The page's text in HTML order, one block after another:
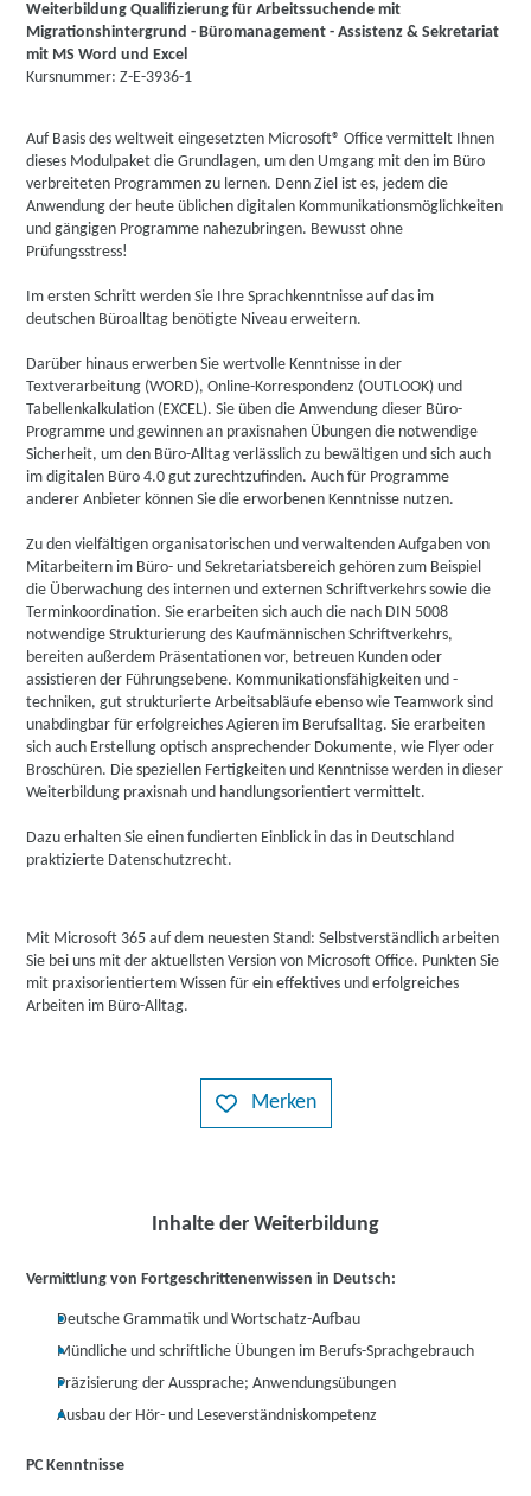
Weiterbildung Qualifizierung für Arbeitssuchende mit
Migrationshintergrund - Büromanagement - Assistenz & Sekretariat
mit MS Word und Excel
Kursnummer: Z-E-3936-1
Auf Basis des weltweit eingesetzten Microsoft® Office vermittelt Ihnen
dieses Modulpaket die Grundlagen, um den Umgang mit den im Büro
verbreiteten Programmen zu lernen. Denn Ziel ist es, jedem die
Anwendung der heute üblichen digitalen Kommunikationsmöglichkeiten
und gängigen Programme nahezubringen. Bewusst ohne
Prüfungsstress!
Im ersten Schritt werden Sie Ihre Sprachkenntnisse auf das im
deutschen Büroalltag benötigte Niveau erweitern.
Darüber hinaus erwerben Sie wertvolle Kenntnisse in der
Textverarbeitung (WORD), Online-Korrespondenz (OUTLOOK) und
Tabellenkalkulation (EXCEL). Sie üben die Anwendung dieser Büro-
Programme und gewinnen an praxisnahen Übungen die notwendige
Sicherheit, um den Büro-Alltag verlässlich zu bewältigen und sich auch
im digitalen Büro 4.0 gut zurechtzufinden. Auch für Programme
anderer Anbieter können Sie die erworbenen Kenntnisse nutzen.
Zu den vielfältigen organisatorischen und verwaltenden Aufgaben von
Mitarbeitern im Büro- und Sekretariatsbereich gehören zum Beispiel
die Überwachung des internen und externen Schriftverkehrs sowie die
Terminkoordination. Sie erarbeiten sich auch die nach DIN 5008
notwendige Strukturierung des Kaufmännischen Schriftverkehrs,
bereiten außerdem Präsentationen vor, betreuen Kunden oder
assistieren der Führungsebene. Kommunikationsfähigkeiten und -
techniken, gut strukturierte Arbeitsabläufe ebenso wie Teamwork sind
unabdingbar für erfolgreiches Agieren im Berufsalltag. Sie erarbeiten
sich auch Erstellung optisch ansprechender Dokumente, wie Flyer oder
Broschüren. Die speziellen Fertigkeiten und Kenntnisse werden in dieser
Weiterbildung praxisnah und handlungsorientiert vermittelt.
Dazu erhalten Sie einen fundierten Einblick in das in Deutschland
praktizierte Datenschutzrecht.
Mit Microsoft 365 auf dem neuesten Stand: Selbstverständlich arbeiten
Sie bei uns mit der aktuellsten Version von Microsoft Office. Punkten Sie
mit praxisorientiertem Wissen für ein effektives und erfolgreiches
Arbeiten im Büro-Alltag.
Merken
Inhalte der Weiterbildung
Vermittlung von Fortgeschrittenenwissen in Deutsch:
Deutsche Grammatik und Wortschatz-Aufbau
Mündliche und schriftliche Übungen im Berufs-Sprachgebrauch
Präzisierung der Aussprache; Anwendungsübungen
Ausbau der Hör- und Leseverständniskompetenz
PC Kenntnisse